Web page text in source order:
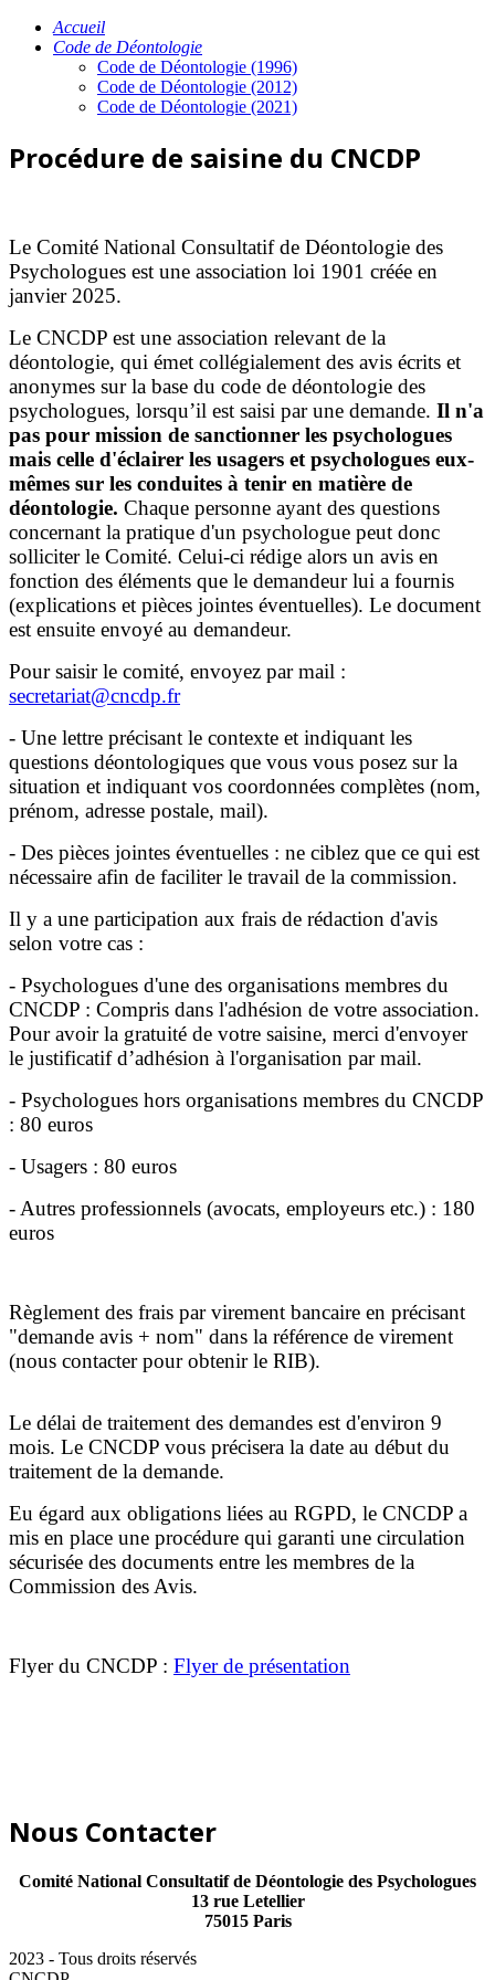
Accueil
Code de Déontologie
Code de Déontologie (1996)
Code de Déontologie (2012)
Code de Déontologie (2021)
Procédure de saisine du CNCDP
Le Comité National Consultatif de Déontologie des
Psychologues est une association loi 1901 créée en
janvier 2025.
Le CNCDP est une association relevant de la
déontologie, qui émet collégialement des avis écrits et
anonymes sur la base du code de déontologie des
psychologues, lorsqu’il est saisi par une demande. Il n'a
pas pour mission de sanctionner les psychologues
mais celle d'éclairer les usagers et psychologues eux-
mêmes sur les conduites à tenir en matière de
déontologie. Chaque personne ayant des questions
concernant la pratique d'un psychologue peut donc
solliciter le Comité. Celui-ci rédige alors un avis en
fonction des éléments que le demandeur lui a fournis
(explications et pièces jointes éventuelles). Le document
est ensuite envoyé au demandeur.
Pour saisir le comité, envoyez par mail :
secretariat@cncdp.fr
- Une lettre précisant le contexte et indiquant les
questions déontologiques que vous vous posez sur la
situation et indiquant vos coordonnées complètes (nom,
prénom, adresse postale, mail).
- Des pièces jointes éventuelles : ne ciblez que ce qui est
nécessaire afin de faciliter le travail de la commission.
Il y a une participation aux frais de rédaction d'avis
selon votre cas :
- Psychologues d'une des organisations membres du
CNCDP : Compris dans l'adhésion de votre association.
Pour avoir la gratuité de votre saisine, merci d'envoyer
le justificatif d’adhésion à l'organisation par mail.
- Psychologues hors organisations membres du CNCDP
: 80 euros
- Usagers : 80 euros
- Autres professionnels (avocats, employeurs etc.) : 180
euros
Règlement des frais par virement bancaire en précisant
"demande avis + nom" dans la référence de virement
(nous contacter pour obtenir le RIB).
Le délai de traitement des demandes est d'environ 9
mois. Le CNCDP vous précisera la date au début du
traitement de la demande.
Eu égard aux obligations liées au RGPD, le CNCDP a
mis en place une procédure qui garanti une circulation
sécurisée des documents entre les membres de la
Commission des Avis.
Flyer du CNCDP : Flyer de présentation
Nous Contacter
Comité National Consultatif de Déontologie des Psychologues
13 rue Letellier
75015 Paris
2023 - Tous droits réservés